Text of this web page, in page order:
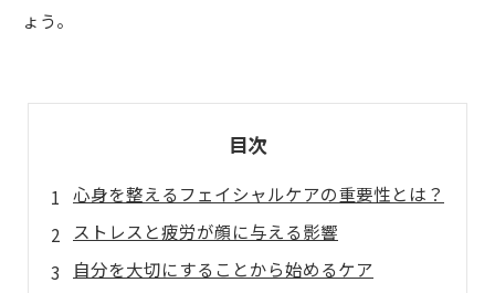
ょう。
目次
心身を整えるフェイシャルケアの重要性とは？
ストレスと疲労が顔に与える影響
自分を大切にすることから始めるケア